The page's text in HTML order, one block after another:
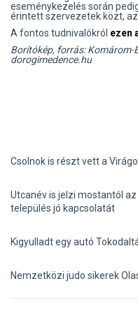
eseménykezelés során
érintett szervezetek közt,
A fontos tudnivalókról ezen
Borítókép, forrás:
dorogimedence.hu
Csolnok is részt vett a
Utcanév is jelzi mostantól
település jó kapcsolatát
Kigyulladt egy autó
Nemzetközi judo sikerek